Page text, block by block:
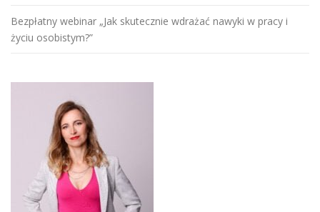
Bezpłatny webinar „Jak skutecznie wdrażać nawyki w pracy i
życiu osobistym?”